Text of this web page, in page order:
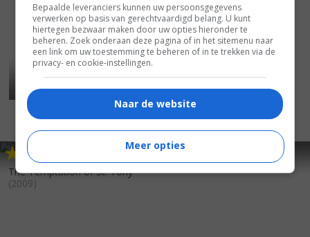
7,
The Temptation of St. Tony
(2009)
Obsessions (2009)
Bepaalde leveranciers kunnen uw persoonsgegevens
verwerken op basis van gerechtvaardigd belang. U kunt
hiertegen bezwaar maken door uw opties hieronder te
beheren. Zoek onderaan deze pagina of in het sitemenu naar
een link om uw toestemming te beheren of in te trekken via de
privacy- en cookie-instellingen.
Naar de website
Meer opties